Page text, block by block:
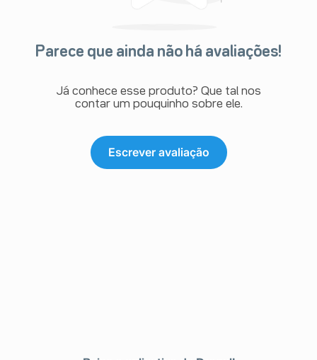
Parece que ainda não há avaliações!
Já conhece esse produto? Que tal nos
contar um pouquinho sobre ele.
Escrever avaliação